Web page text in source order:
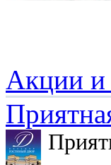
Акции и